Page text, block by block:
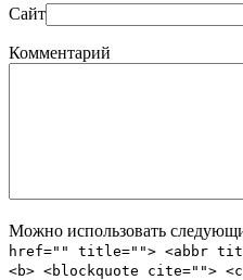
Сайт
Комментарий
Можно использовать
href="" title=""> <abbr
<b> <blockquote cite="">